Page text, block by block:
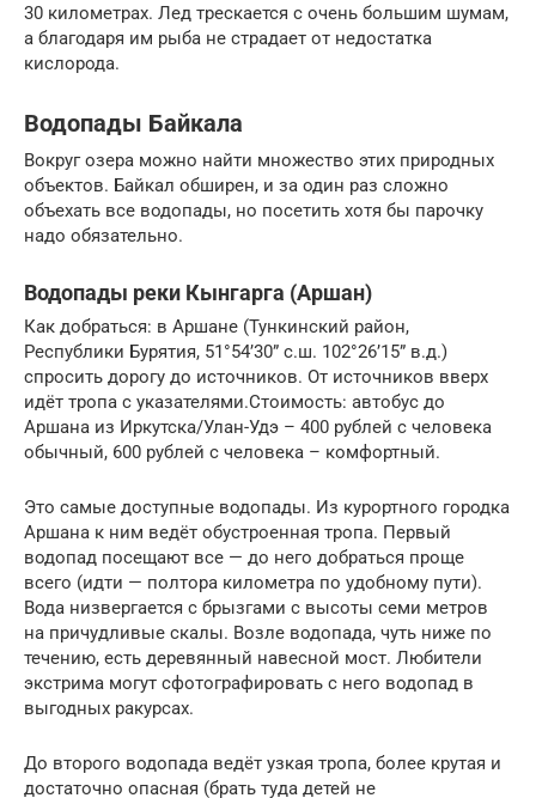
30 километрах. Лед трескается с очень большим шумам,
а благодаря им рыба не страдает от недостатка
кислорода.
Водопады Байкала
Вокруг озера можно найти множество этих природных
объектов. Байкал обширен, и за один раз сложно
объехать все водопады, но посетить хотя бы парочку
надо обязательно.
Водопады реки Кынгарга (Аршан)
Как добраться: в Аршане (Тункинский район,
Республики Бурятия, 51°54’30” с.ш. 102°26’15” в.д.)
спросить дорогу до источников. От источников вверх
идёт тропа с указателями.Стоимость: автобус до
Аршана из Иркутска/Улан-Удэ – 400 рублей с человека
обычный, 600 рублей с человека – комфортный.
Это самые доступные водопады. Из курортного городка
Аршана к ним ведёт обустроенная тропа. Первый
водопад посещают все — до него добраться проще
всего (идти — полтора километра по удобному пути).
Вода низвергается с брызгами с высоты семи метров
на причудливые скалы. Возле водопада, чуть ниже по
течению, есть деревянный навесной мост. Любители
экстрима могут сфотографировать с него водопад в
выгодных ракурсах.
До второго водопада ведёт узкая тропа, более крутая и
достаточно опасная (брать туда детей не